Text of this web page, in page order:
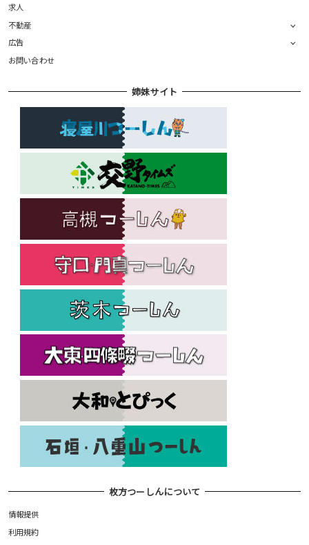
求人
不動産
広告
お問い合わせ
姉妹サイト
枚方つーしんについて
情報提供
利用規約